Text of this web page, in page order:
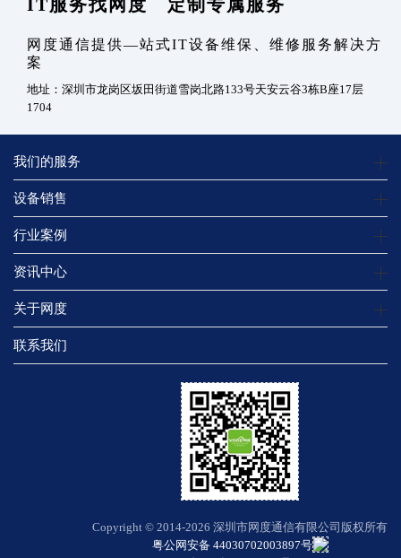
IT服务找网度 定制专属服务
网度通信提供—站式IT设备维保、维修服务解决方
案
地址：深圳市龙岗区坂田街道雪岗北路133号天安云谷3栋B座17层
1704
我们的服务
设备销售
行业案例
资讯中心
关于网度
联系我们
Copyright © 2014-2026 深圳市网度通信有限公司版权所有
粤公网安备 44030702003897号